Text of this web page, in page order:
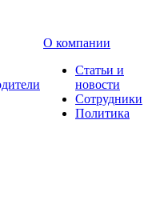
О компании
Статьи и
новости
Сотрудники
Политика